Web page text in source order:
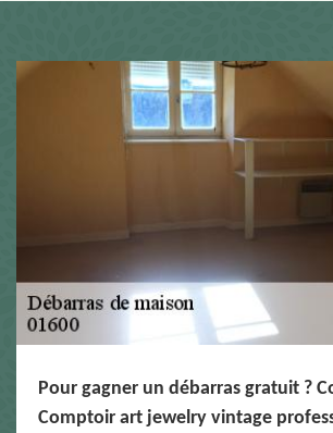
Pour gagner un débarras gratuit ?
Comptoir art jewelry vintage